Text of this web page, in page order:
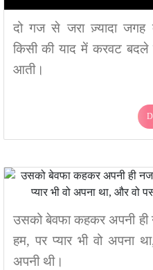
दो गज से जरा ज़्यादा
किसी की याद में करवट बदले
आती।
उसको बेवफा कहकर अपनी ही
हम, पर प्यार भी वो अपना
अपनी थी।